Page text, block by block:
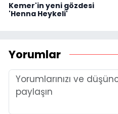
Kemer'in yeni gözdesi
'Henna Heykeli'
Yorumlar